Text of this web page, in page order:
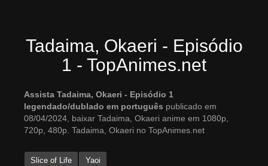
Tadaima, Okaeri - Episódio
1 - TopAnimes.net
Assista Tadaima, Okaeri - Episódio 1
legendado/dublado em português publicado em
08/04/2024, baixar Tadaima, Okaeri anime em 1080p,
720p, 480p. Tadaima, Okaeri no TopAnimes.net
Slice of Life Yaoi